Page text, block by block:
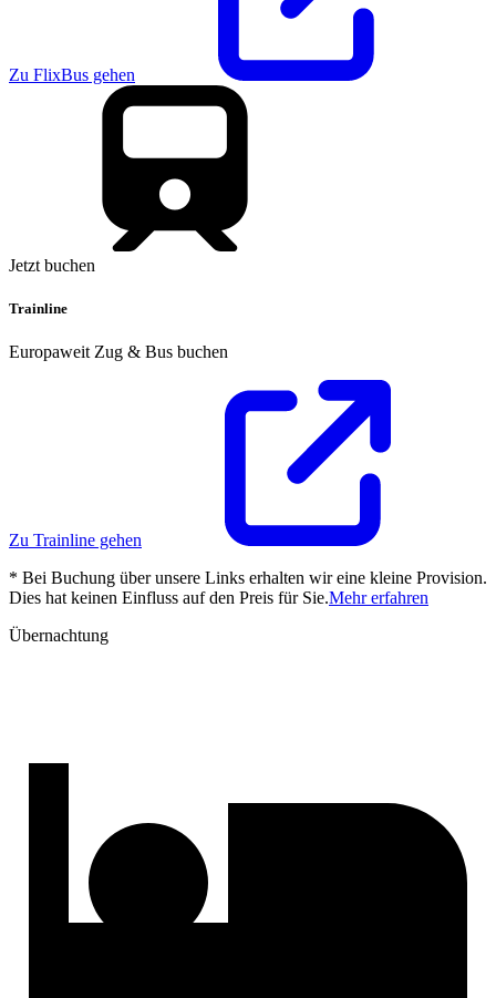
Zu FlixBus gehen
Jetzt buchen
Trainline
Europaweit Zug & Bus buchen
Zu Trainline gehen
* Bei Buchung über unsere Links erhalten wir eine kleine Provision.
Dies hat keinen Einfluss auf den Preis für Sie.Mehr erfahren
Übernachtung